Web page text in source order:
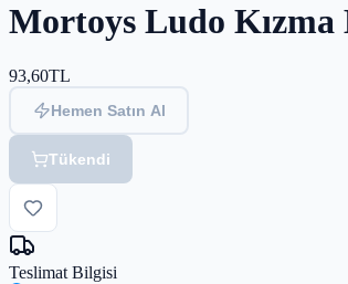
Mortoys Ludo
93,60TL
Hemen Satın Al
Tükendi
Teslimat Bilgisi